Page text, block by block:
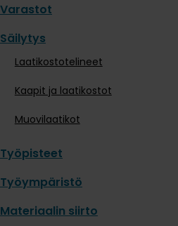
Varastot
Säilytys
Laatikostotelineet
Kaapit ja laatikostot
Muovilaatikot
Työpisteet
Työympäristö
Materiaalin siirto